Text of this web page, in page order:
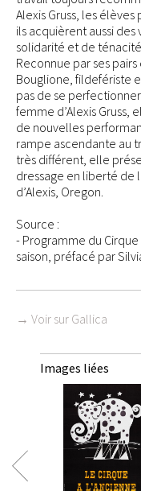
Alexis Gruss, les
ils acquièrent aussi
solidarité et de
Reconnue par ses
Bouglione, fildefériste
pas de se
femme d’Alexis
de nouvelles
rampe ascendante au
très différent, elle
dressage en liberté de
d’Alexis, Oregon.
Source :
- Programme du Cirque
saison, préfacé par
→ Voir sur Gallica
Images liées